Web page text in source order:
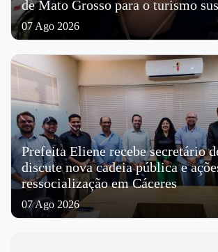
de Mato Grosso para o turismo
07 Ago 2026
Prefeita Eliene recebe secretário
discute nova cadeia pública e
ressocialização em Cáceres
07 Ago 2026